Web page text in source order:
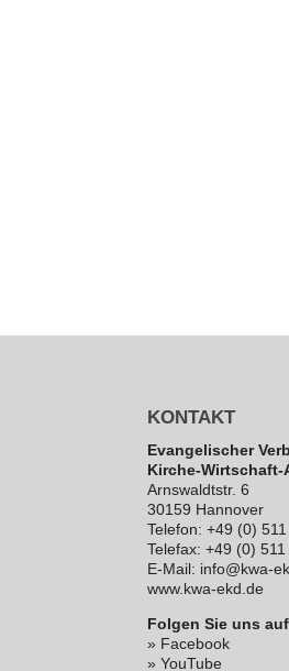
KONTAKT
Evan­ge­li­scher
Kirche-Wirt­schaft-
Arns­waldt­str. 6
30159 Hannover
Telefon: +49 (0)
Telefax: +49 (0)
E‑Mail: info@kwa-
www.kwa-ekd.de
Folgen Sie uns
» Facebook
» YouTube